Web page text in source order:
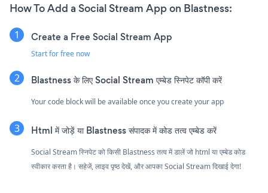
How To Add a Social Stream App on Blastness:
Create a Free Social Stream App
Start for free now
Blastness के लिए Social Stream एम्बेड स्निपेट कॉपी करें
Your code block will be available once you create your app
Html में जोड़ें या Blastness संपादक में कोड तत्व एम्बेड करें
Social Stream स्निपेट को किसी Blastness तत्व में डालें जो html या एम्बेड कोड
स्वीकार करता है। सहेजें, लाइव पृष्ठ देखें, और आपका Social Stream दिखाई देगा!